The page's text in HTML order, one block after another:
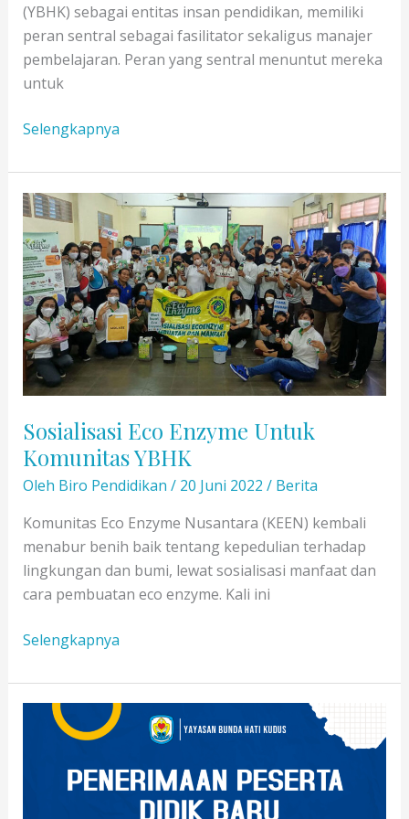
(YBHK) sebagai entitas insan pendidikan, memiliki
peran sentral sebagai fasilitator sekaligus manajer
pembelajaran. Peran yang sentral menuntut mereka
untuk
Pelatihan
Kurikulum
Merdeka
Guru
SMA
Se-
YBHK
Selengkapnya
Sosialisasi Eco Enzyme Untuk
Komunitas YBHK
Oleh Biro Pendidikan / 20 Juni 2022 / Berita
Komunitas Eco Enzyme Nusantara (KEEN) kembali
menabur benih baik tentang kepedulian terhadap
lingkungan dan bumi, lewat sosialisasi manfaat dan
cara pembuatan eco enzyme. Kali ini
Sosialisasi
Enzyme
Untuk
Komunitas
Selengkapnya